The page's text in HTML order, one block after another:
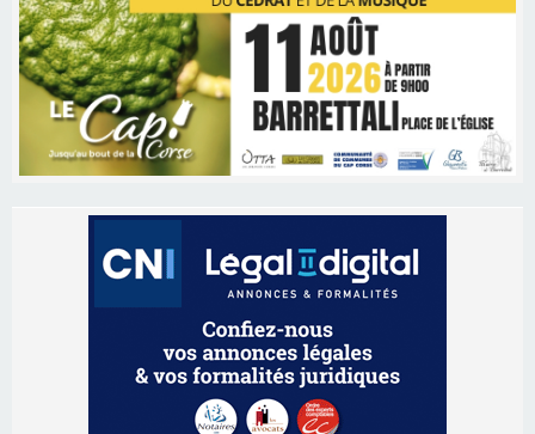
Les brèves
Ucciani – Marché des producteurs à Cruculi le